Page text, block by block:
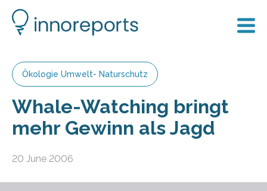
Ökologie Umwelt- Naturschutz
Whale-Watching bringt
mehr Gewinn als Jagd
20 June 2006